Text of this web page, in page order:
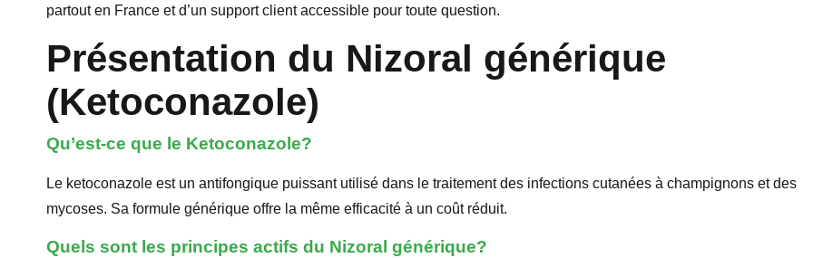
partout en France et d’un support client accessible pour toute question.
Présentation du Nizoral générique
(Ketoconazole)
Qu’est-ce que le Ketoconazole?
Le ketoconazole est un antifongique puissant utilisé dans le traitement des infections cutanées à champignons et des
mycoses. Sa formule générique offre la même efficacité à un coût réduit.
Quels sont les principes actifs du Nizoral générique?